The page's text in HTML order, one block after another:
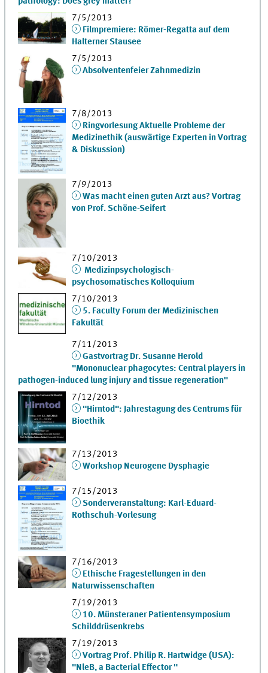
7/5/2013
Filmpremiere: Römer-Regatta auf dem
Halterner Stausee
7/5/2013
Absolventenfeier Zahnmedizin
7/8/2013
Ringvorlesung Aktuelle Probleme der
Medizinethik (auswärtige Experten in Vortrag
& Diskussion)
7/9/2013
Was macht einen guten Arzt aus? Vortrag
von Prof. Schöne-Seifert
7/10/2013
Medizinpsychologisch-
psychosomatisches Kolloquium
7/10/2013
5. Faculty Forum der Medizinischen
Fakultät
7/11/2013
Gastvortrag Dr. Susanne Herold
"Mononuclear phagocytes: Central players in
pathogen-induced lung injury and tissue regeneration"
7/12/2013
"Hirntod": Jahrestagung des Centrums für
Bioethik
7/13/2013
Workshop Neurogene Dysphagie
7/15/2013
Sonderveranstaltung: Karl-Eduard-
Rothschuh-Vorlesung
7/16/2013
Ethische Fragestellungen in den
Naturwissenschaften
7/19/2013
10. Münsteraner Patientensymposium
Schilddrüsenkrebs
7/19/2013
Vortrag Prof. Philip R. Hartwidge (USA):
"NleB, a Bacterial Effector "